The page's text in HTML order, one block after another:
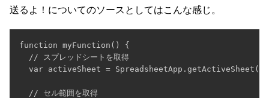
送るよ！についてのソースとしてはこんな感じ。
function myFunction() {
  // スプレッドシートを取得
  var activeSheet = SpreadsheetApp.getActiveSheet();
  // セル範囲を取得